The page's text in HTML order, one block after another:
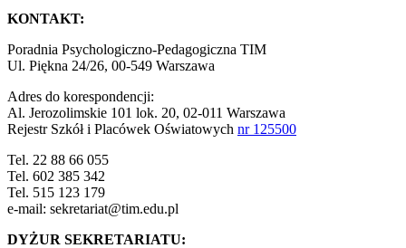
KONTAKT:
Poradnia Psychologiczno-Pedagogiczna TIM
Ul. Piękna 24/26, 00-549 Warszawa
Adres do korespondencji:
Al. Jerozolimskie 101 lok. 20, 02-011 Warszawa
Rejestr Szkół i Placówek Oświatowych nr 125500
Tel. 22 88 66 055
Tel. 602 385 342
Tel. 515 123 179
e-mail: sekretariat@tim.edu.pl
DYŻUR SEKRETARIATU: